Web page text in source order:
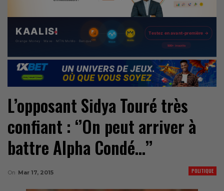
L’opposant Sidya Touré très
confiant : ‘’On peut arriver à
battre Alpha Condé…’’
POLITIQUE
On Mar 17, 2015